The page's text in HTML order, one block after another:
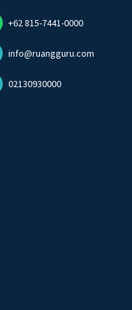
+62 815-7441-0000
info@ruangguru.com
02130930000